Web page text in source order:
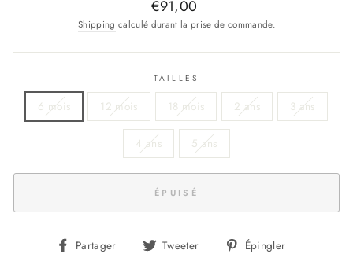
Prix
normal
€91,00
Shipping calculé durant la prise de commande.
TAILLES
6 mois 12 mois 18 mois 2 ans 3 ans
4 ans 5 ans
ÉPUISÉ
Partager
PartagerTweeter
TweeterÉpingler